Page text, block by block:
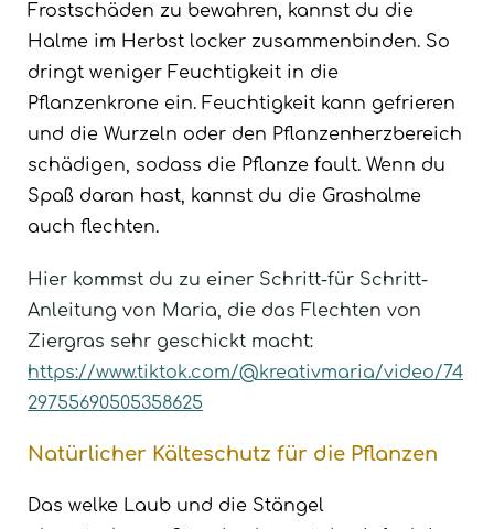
Frostschäden zu bewahren, kannst du die
Halme im Herbst locker zusammenbinden. So
dringt weniger Feuchtigkeit in die
Pflanzenkrone ein. Feuchtigkeit kann gefrieren
und die Wurzeln oder den Pflanzenherzbereich
schädigen, sodass die Pflanze fault. Wenn du
Spaß daran hast, kannst du die Grashalme
auch flechten.
Hier kommst du zu einer Schritt-für Schritt-
Anleitung von Maria, die das Flechten von
Ziergras sehr geschickt macht:
https://www.tiktok.com/@kreativmaria/video/74
29755690505358625
Natürlicher Kälteschutz für die Pflanzen
Das welke Laub und die Stängel